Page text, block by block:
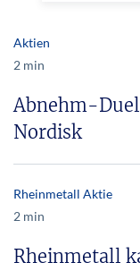
Aktien
2 min
Abnehm-
Nordisk
Rheinmetall Aktie
2 min
Rheinmetall